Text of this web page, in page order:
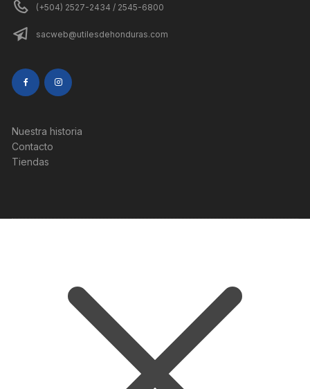
(+504) 2527-2434 / 2545-6800
sacweb@utilesdehonduras.com
Nuestra historia
Contacto
Tiendas